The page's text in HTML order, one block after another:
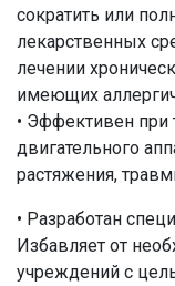
сократить или
лекарственных
лечении
имеющих
• Эффективен при
двигательного
растяжения,
• Разработан
Избавляет от
учреждений с